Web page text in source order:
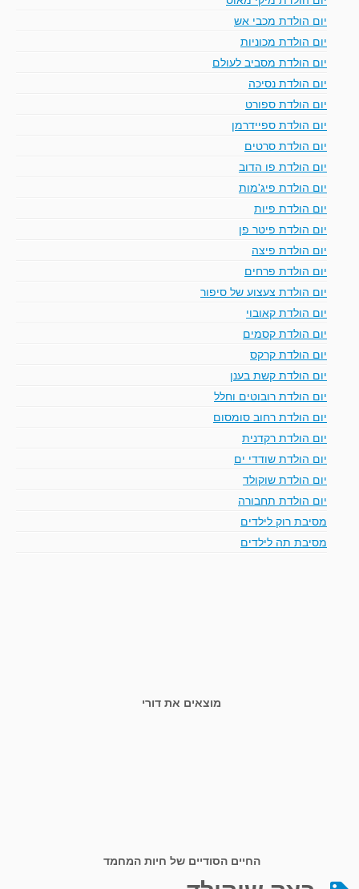
יום הולדת מכבי אש
יום הולדת מכוניות
יום הולדת מסביב לעולם
יום הולדת נסיכה
יום הולדת ספורט
יום הולדת ספיידרמן
יום הולדת סרטים
יום הולדת פו הדוב
יום הולדת פיג'מות
יום הולדת פיות
יום הולדת פיטר פן
יום הולדת פיצה
יום הולדת פרחים
יום הולדת צעצוע של סיפור
יום הולדת קאובוי
יום הולדת קסמים
יום הולדת קרקס
יום הולדת קשת בענן
יום הולדת רובוטים וחלל
יום הולדת רחוב סומסום
יום הולדת רקדנית
יום הולדת שודדי ים
יום הולדת שוקולד
יום הולדת תחבורה
מסיבת רוק לילדים
מסיבת תה לילדים
מוצאים את דורי
החיים הסודיים של חיות המחמד